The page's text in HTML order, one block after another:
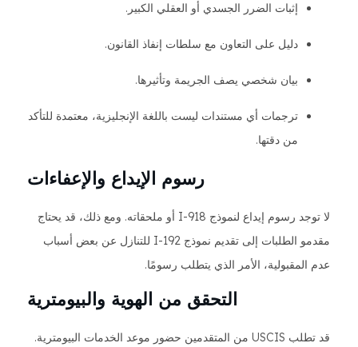
إثبات الضرر الجسدي أو العقلي الكبير.
دليل على التعاون مع سلطات إنفاذ القانون.
بيان شخصي يصف الجريمة وتأثيرها.
ترجمات أي مستندات ليست باللغة الإنجليزية، معتمدة للتأكد
من دقتها.
رسوم الإيداع والإعفاءات
لا توجد رسوم إيداع لنموذج I-918 أو ملحقاته. ومع ذلك، قد يحتاج
مقدمو الطلبات إلى تقديم نموذج I-192 للتنازل عن بعض أسباب
عدم المقبولية، الأمر الذي يتطلب رسومًا.
التحقق من الهوية والبيومترية
قد تطلب USCIS من المتقدمين حضور موعد الخدمات البيومترية.